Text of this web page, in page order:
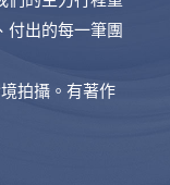
付出的每一筆團
拍攝。有著作